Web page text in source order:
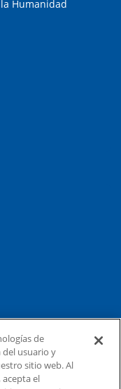
Humanidad
de
usuario y
sitio web. Al
acepta el